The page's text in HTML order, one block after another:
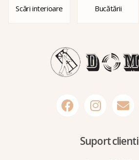
Scări interioare Bucătării
Suport clienti